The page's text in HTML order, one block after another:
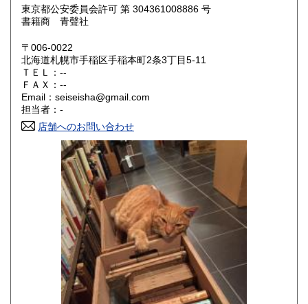
鳥取県 200円 島根県
岡山県
山口県
香川県
高知県 200円
200円 長崎県
200円 大分県
200円 鹿児島県
200円
東京都公安委員会許可 第 304361008886 号
書籍商 青聲社
〒006-0022
北海道札幌市手稲区手稲本町2条3丁目5-11
ＴＥＬ：--
ＦＡＸ：--
Email：seiseisha@gmail.com
担当者：-
店舗へのお問い合わせ